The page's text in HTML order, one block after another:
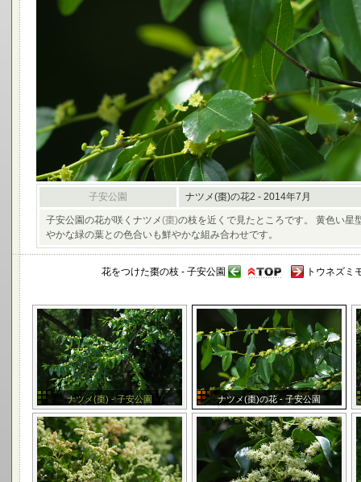
子安公園 ナツメ(棗)の花2 - 2014年7月
子安公園の花が咲くナツメ(棗)の枝を近くで見たところです。 黄色い星
やかな緑の葉との色合いも鮮やかな組み合わせです。
花をつけた棗の枝 - 子安公園 トウネズミ
ナツメ(棗) - 子安公園 ナツメ(棗)の花 - 子安公園